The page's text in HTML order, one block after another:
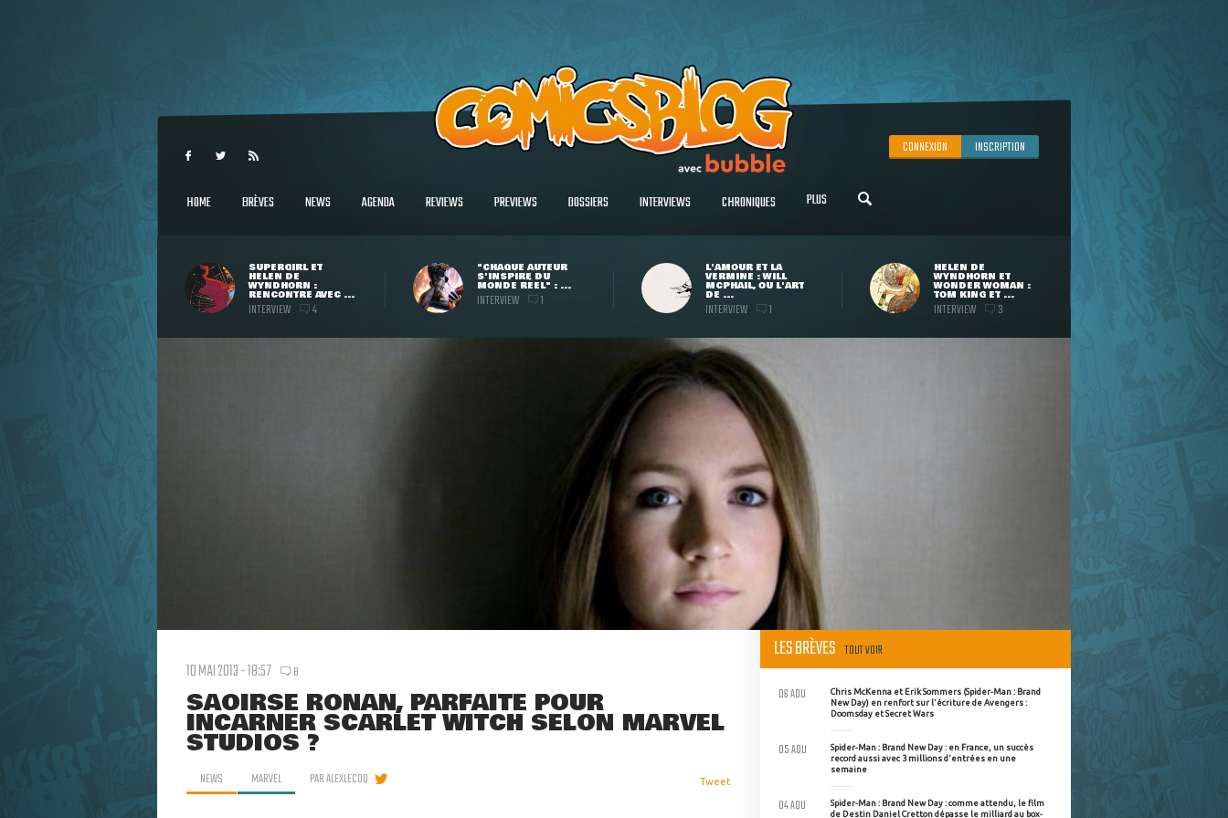
CONNEXION INSCRIPTION
HOME BRÈVES NEWS AGENDA REVIEWS PREVIEWS DOSSIERS INTERVIEWS CHRONIQUES PLUS
SUPERGIRL ET
HELEN DE
WYNDHORN :
RENCONTRE AVEC ...
INTERVIEW 4
"CHAQUE AUTEUR
S'INSPIRE DU
MONDE RÉEL" : ...
INTERVIEW 1
L'AMOUR ET LA
VERMINE : WILL
MCPHAIL, OU L'ART
DE ...
INTERVIEW 1
HELEN DE
WYNDHORN ET
WONDER WOMAN :
TOM KING ET ...
INTERVIEW 3
10 MAI 2013 - 18:57 8
SAOIRSE RONAN, PARFAITE POUR
INCARNER SCARLET WITCH SELON MARVEL
STUDIOS ?
NEWS MARVEL PARALEXLECOQ Tweet
LES BRÈVES TOUT VOIR
Chris McKenna et Erik Sommers (Spider-Man : Brand
New Day) en renfort sur l'écriture de Avengers :
Doomsday et Secret Wars
06 AOU
Spider-Man : Brand New Day : en France, un succès
record aussi avec 3 millions d'entrées en une
semaine
05 AOU
Spider-Man : Brand New Day : comme attendu, le film
de Destin Daniel Cretton dépasse le milliard au box-
04 AOU